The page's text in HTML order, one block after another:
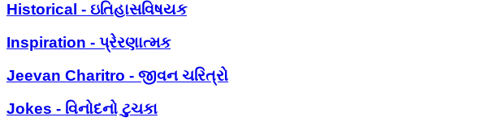
Historical - ઇતિહાસવિષયક
Inspiration - પ્રેરણાત્મક
Jeevan Charitro - જીવન ચરિત્રો
Jokes - વિનોદનો ટુચકા